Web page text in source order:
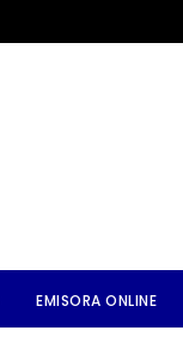
EMISORA ONLINE